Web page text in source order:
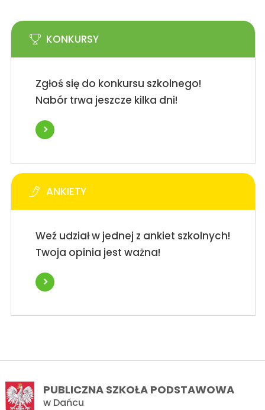
KONKURSY
Zgłoś się do konkursu szkolnego!
Nabór trwa jeszcze kilka dni!
ANKIETY
Weź udział w jednej z ankiet szkolnych!
Twoja opinia jest ważna!
PUBLICZNA SZKOŁA PODSTAWOWA
w Dańcu